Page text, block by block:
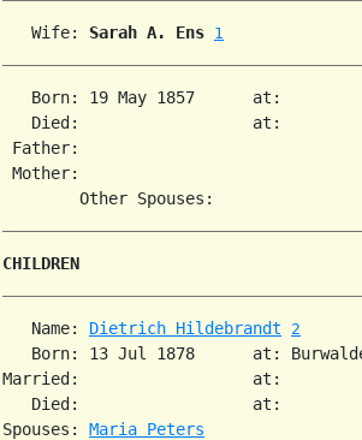
   Wife:
Sarah A. Ens 1
   Born: 19 May 1857      at:
   Died:                  at:
Father:
Mother:
CHILDREN
   Name:
Dietrich Hildebrandt 2
Born: 13 Jul 1878      at:
Married:                  at:
   Died:                  at:
Spouses: Maria Peters